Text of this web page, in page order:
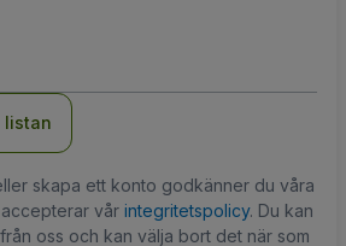
listan
skapa ett konto godkänner du våra
vår integritetspolicy. Du kan
oss och kan välja bort det när som